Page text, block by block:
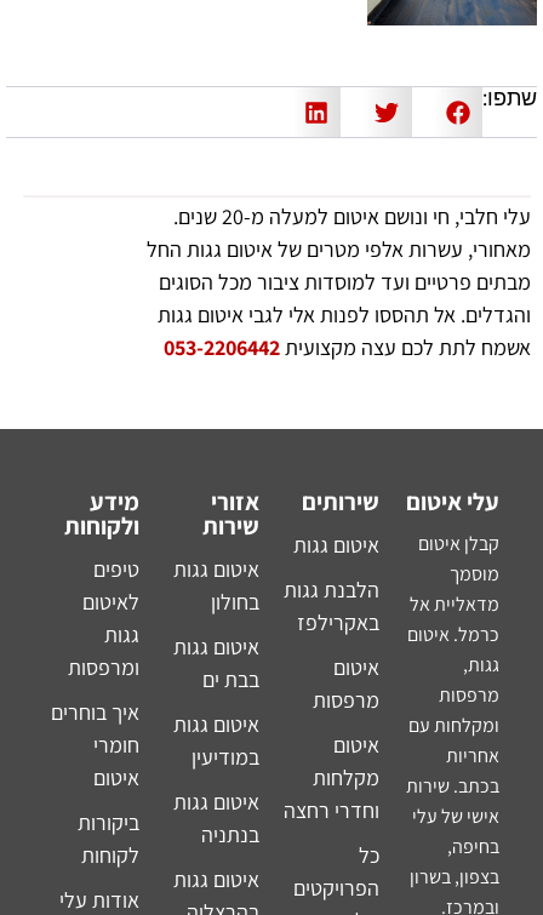
שתפו:
עלי חלבי, חי ונושם איטום למעלה מ-20 שנים.
מאחורי, עשרות אלפי מטרים של איטום גגות החל
מבתים פרטיים ועד למוסדות ציבור מכל הסוגים
והגדלים. אל תהססו לפנות אלי לגבי איטום גגות
אשמח לתת לכם עצה מקצועית053-2206442
עלי איטום
קבלן איטום
מוסמך
מדאליית אל
כרמל. איטום
גגות,
מרפסות
ומקלחות עם
אחריות
בכתב. שירות
אישי של עלי
בחיפה,
בצפון, בשרון
ובמרכז.
שירותים
איטום גגות
הלבנת גגות
באקרילפז
איטום
מרפסות
איטום
מקלחות
וחדרי רחצה
כל
הפרויקטים
אזורי
שירות
איטום גגות
בחולון
איטום גגות
בבת ים
איטום גגות
במודיעין
איטום גגות
בנתניה
איטום גגות
מידע
ולקוחות
טיפים
לאיטום
גגות
ומרפסות
איך בוחרים
חומרי
איטום
ביקורות
לקוחות
אודות עלי